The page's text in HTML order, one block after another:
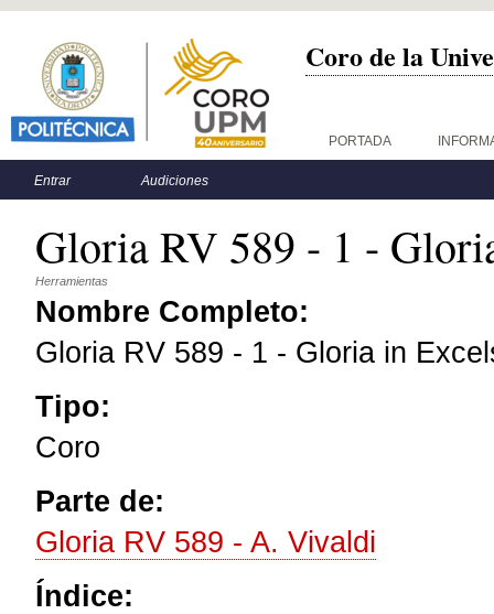
Coro de la
Menú principal PORTADA
Menú secundario
Entrar Audiciones
Gloria RV 589 - 1 -
Herramientas
Nombre Completo:
Gloria RV 589 - 1 - Gloria in
Tipo:
Coro
Parte de:
Gloria RV 589 - A. Vivaldi
Índice: